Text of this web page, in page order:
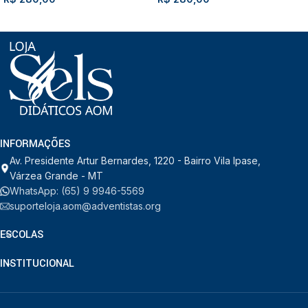
INFORMAÇÕES
Av. Presidente Artur Bernardes, 1220 - Bairro Vila Ipase,
Várzea Grande - MT
WhatsApp: (65) 9 9946-5569
suporteloja.aom@adventistas.org
ESCOLAS
INSTITUCIONAL